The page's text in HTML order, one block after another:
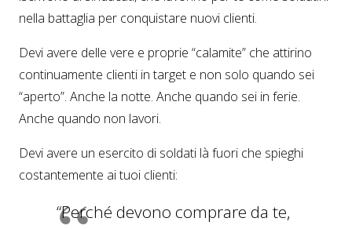
nella battaglia per conquistare nuovi clienti.
Devi avere delle vere e proprie “calamite” che attirino
continuamente clienti in target e non solo quando sei
“aperto”. Anche la notte. Anche quando sei in ferie.
Anche quando non lavori.
Devi avere un esercito di soldati là fuori che spieghi
costantemente ai tuoi clienti:
“Perché devono comprare da te,